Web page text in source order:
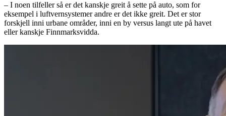
– I noen tilfeller så er det kanskje greit å sette på auto, som for
eksempel i luftvernsystemer andre er det ikke greit. Det er stor
forskjell inni urbane områder, inni en by versus langt ute på havet
eller kanskje Finnmarksvidda.